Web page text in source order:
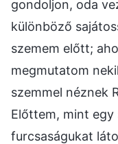
gondoljon, oda
különböző
szemem előtt;
megmutatom
szemmel néznek
Előttem, mint egy
furcsaságukat